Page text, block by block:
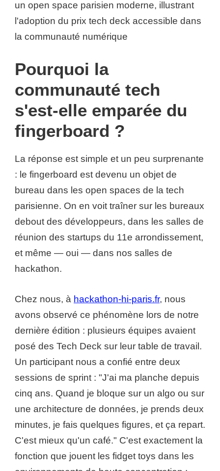
Pourquoi la
communauté tech
s'est-elle emparée du
fingerboard ?
La réponse est simple et un peu surprenante
: le fingerboard est devenu un objet de
bureau dans les open spaces de la tech
parisienne. On en voit traîner sur les bureaux
debout des développeurs, dans les salles de
réunion des startups du 11e arrondissement,
et même — oui — dans nos salles de
hackathon.
Chez nous, à hackathon-hi-paris.fr, nous
avons observé ce phénomène lors de notre
dernière édition : plusieurs équipes avaient
posé des Tech Deck sur leur table de travail.
Un participant nous a confié entre deux
sessions de sprint : "J'ai ma planche depuis
cinq ans. Quand je bloque sur un algo ou sur
une architecture de données, je prends deux
minutes, je fais quelques figures, et ça repart.
C'est mieux qu'un café." C'est exactement la
fonction que jouent les fidget toys dans les